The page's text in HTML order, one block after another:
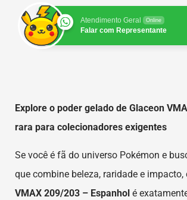
Atendimento Geral Online
Falar com Representante
Explore o poder gelado de Glaceon
rara para colecionadores exigentes
Se você é fã do universo Pokémon e
que combine beleza, raridade e impacto,
VMAX 209/203 – Espanhol é